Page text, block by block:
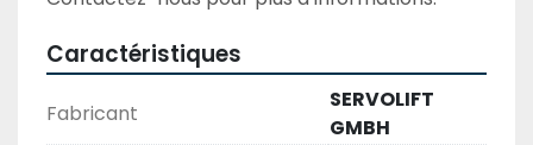
Caractéristiques
Fabricant
SERVOLIFT
GMBH